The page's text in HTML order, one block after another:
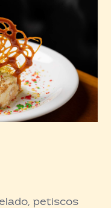
petiscos